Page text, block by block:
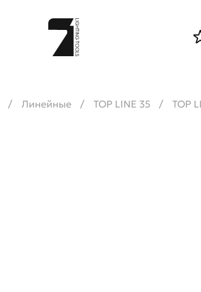
Линейные TOP LINE 35 TOP